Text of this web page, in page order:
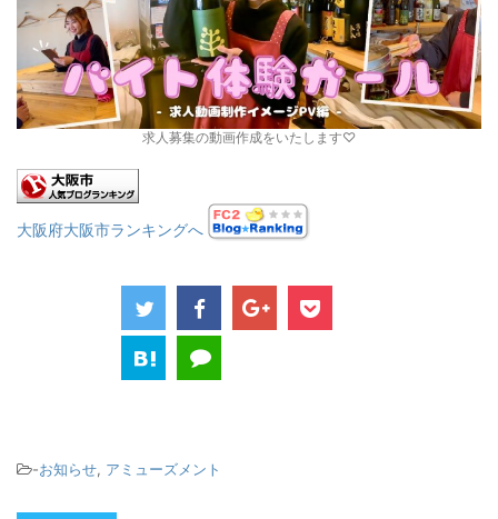
求人募集の動画作成をいたします♡
大阪府大阪市ランキングへ
-お知らせ, アミューズメント